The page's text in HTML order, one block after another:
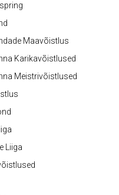
Maavõistlus
Karikavõistlused
Meistrivõistlused
Liiga